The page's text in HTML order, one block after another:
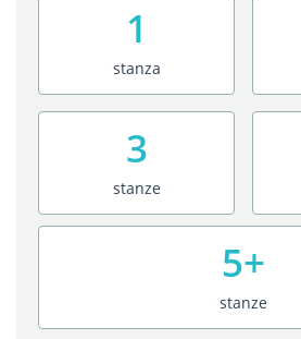
1
stanza
3
stanze
5+
stanze